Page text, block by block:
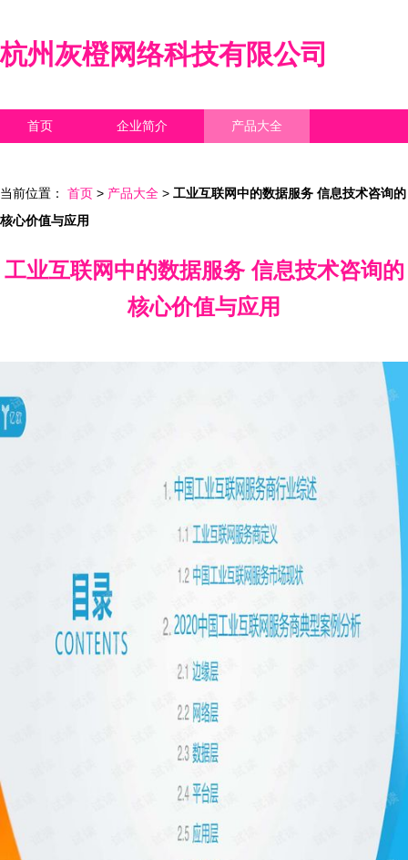
杭州灰橙网络科技有限公司
首页 企业简介 产品大全
当前位置： 首页 > 产品大全 > 工业互联网中的数据服务 信息技术咨询的
核心价值与应用
工业互联网中的数据服务 信息技术咨询的
核心价值与应用